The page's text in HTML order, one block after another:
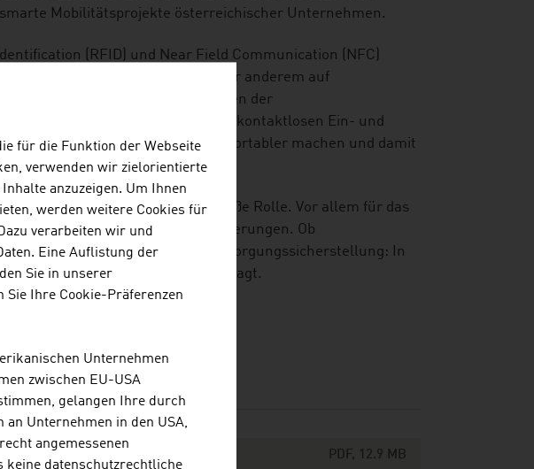
Mobilitätsprojekte österreichischer Unternehmen.
(RFID) und Near Field Communication (NFC)
konzentriert sich unter anderem auf
besonders auf die Möglichkeiten der
und die zugehörigen kontaktlosen Ein- und
Verkehrsmittel noch komfortabler machen und damit
in der IKT-Branche eine große Rolle. Vor allem für das
in Zukunft zahlreiche Herausforderungen. Ob
Daten-Sicherheit oder die Versorgungssicherstellung: In
Leistungen der IKT-Branche gefragt.
| de PDF, 12.9 MB
für die Funktion der Webseite
verwenden wir zielorientierte
anzuzeigen. Um Ihnen
werden weitere Cookies für
verarbeiten wir und
Eine Auflistung der
Sie in unserer
Ihre Cookie-Präferenzen
Unternehmen
zwischen EU-USA
gelangen Ihre durch
an Unternehmen in den USA,
angemessenen
keine datenschutzrechtliche